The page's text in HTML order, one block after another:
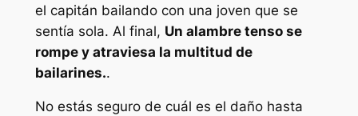
el capitán bailando con una joven que se
sentía sola. Al final, Un alambre tenso se
rompe y atraviesa la multitud de
bailarines..
No estás seguro de cuál es el daño hasta